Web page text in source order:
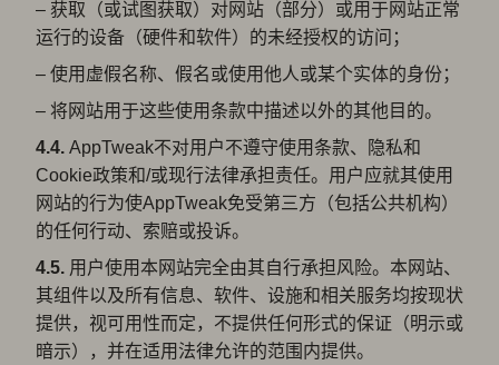
– 获取（或试图获取）对网站（部分）或用于网站正常
运行的设备（硬件和软件）的未经授权的访问；
– 使用虚假名称、假名或使用他人或某个实体的身份；
– 将网站用于这些使用条款中描述以外的其他目的。
4.4. AppTweak不对用户不遵守使用条款、隐私和
Cookie政策和/或现行法律承担责任。用户应就其使用
网站的行为使AppTweak免受第三方（包括公共机构）
的任何行动、索赔或投诉。
4.5. 用户使用本网站完全由其自行承担风险。本网站、
其组件以及所有信息、软件、设施和相关服务均按现状
提供，视可用性而定，不提供任何形式的保证（明示或
暗示），并在适用法律允许的范围内提供。